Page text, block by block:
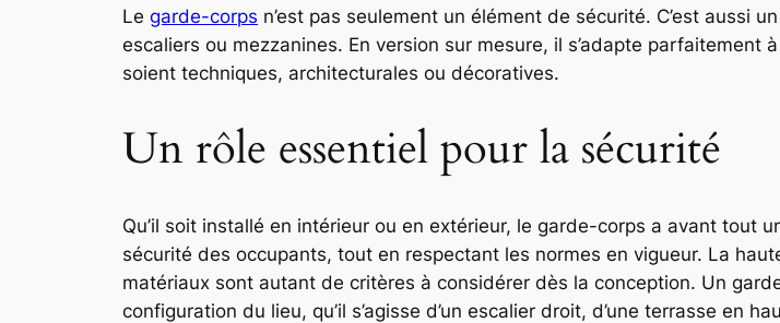
Le garde-corps n’est pas seulement un élément de sécurité. C’est aussi
escaliers ou mezzanines. En version sur mesure, il s’adapte parfaitement
soient techniques, architecturales ou décoratives.
Un rôle essentiel pour la sécurité
Qu’il soit installé en intérieur ou en extérieur, le garde-corps a avant tout
sécurité des occupants, tout en respectant les normes en vigueur. La
matériaux sont autant de critères à considérer dès la conception. Un
configuration du lieu, qu’il s’agisse d’un escalier droit, d’une terrasse en